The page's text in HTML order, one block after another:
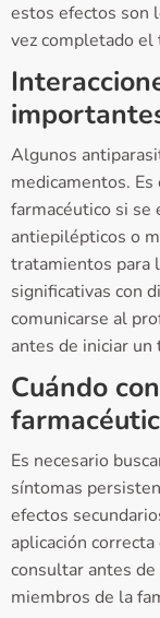
estos efectos son
vez completado
Algunos
medicamentos.
farmacéutico si se
antiepilépticos o
tratamientos para
significativas con
comunicarse al
antes de iniciar
Cuándo
Es necesario
síntomas
efectos
aplicación
consultar antes
miembros de la